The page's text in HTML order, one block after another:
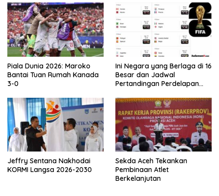
Piala Dunia 2026: Maroko
Bantai Tuan Rumah Kanada
3-0
Ini Negara yang Berlaga di 16
Besar dan Jadwal
Pertandingan Perdelapan
Jeffry Sentana Nakhodai
KORMI Langsa 2026-2030
Sekda Aceh Tekankan
Pembinaan Atlet
Berkelanjutan